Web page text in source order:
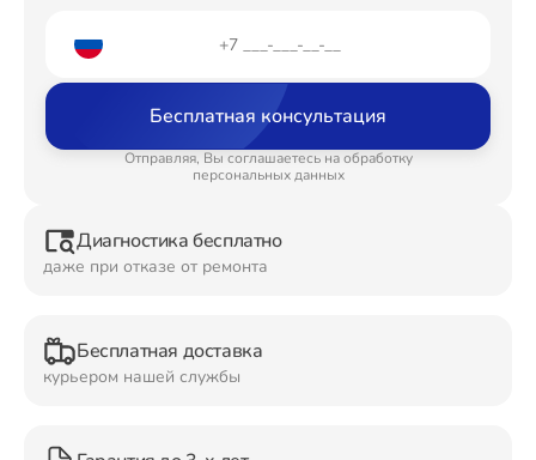
Бесплатная консультация
Отправляя, Вы соглашаетесь на обработку
персональных данных
Диагностика бесплатно
даже при отказе от ремонта
Бесплатная доставка
курьером нашей службы
Ремонт Планшетов